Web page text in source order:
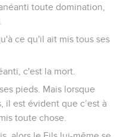
toute domination,
ce qu'il ait mis tous ses
c'est la mort.
pieds. Mais lorsque
il est évident que c’est à
toute chose.